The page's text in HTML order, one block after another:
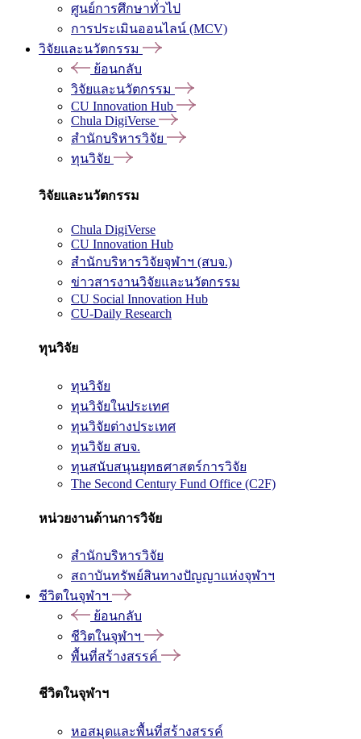
ศูนย์การศึกษาทั่วไป
การประเมินออนไลน์ (MCV)
วิจัยและนวัตกรรม
ย้อนกลับ
วิจัยและนวัตกรรม
CU Innovation Hub
Chula DigiVerse
สำนักบริหารวิจัย
ทุนวิจัย
วิจัยและนวัตกรรม
Chula DigiVerse
CU Innovation Hub
สำนักบริหารวิจัยจุฬาฯ (สบจ.)
ข่าวสารงานวิจัยและนวัตกรรม
CU Social Innovation Hub
CU-Daily Research
ทุนวิจัย
ทุนวิจัย
ทุนวิจัยในประเทศ
ทุนวิจัยต่างประเทศ
ทุนวิจัย สบจ.
ทุนสนับสนุนยุทธศาสตร์การวิจัย
The Second Century Fund Office (C2F)
หน่วยงานด้านการวิจัย
สำนักบริหารวิจัย
สถาบันทรัพย์สินทางปัญญาแห่งจุฬาฯ
ชีวิตในจุฬาฯ
ย้อนกลับ
ชีวิตในจุฬาฯ
พื้นที่สร้างสรรค์
ชีวิตในจุฬาฯ
หอสมุดและพื้นที่สร้างสรรค์